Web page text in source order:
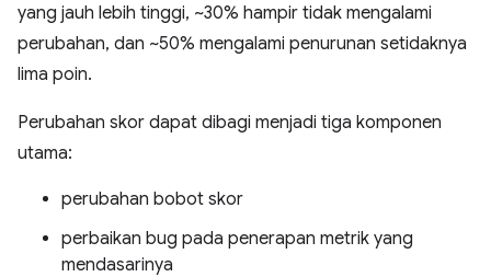
yang jauh lebih tinggi, ~30% hampir tidak mengalami
perubahan, dan ~50% mengalami penurunan setidaknya
lima poin.
Perubahan skor dapat dibagi menjadi tiga komponen
utama:
perubahan bobot skor
perbaikan bug pada penerapan metrik yang
mendasarinya